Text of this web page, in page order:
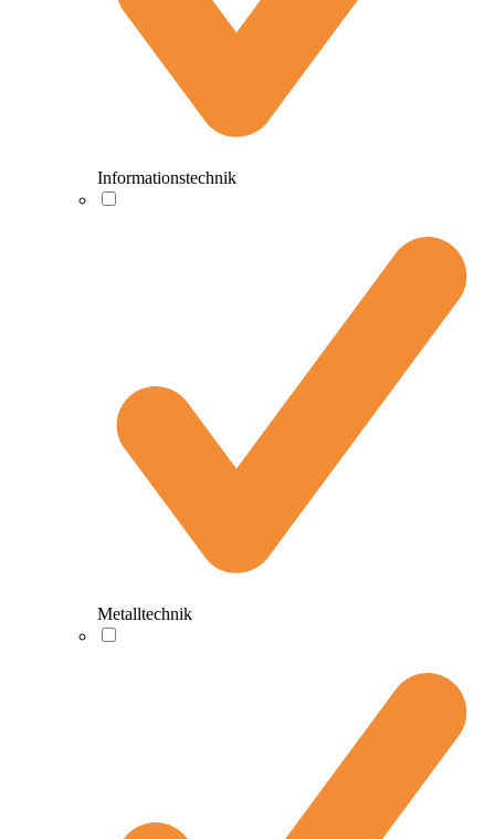
Informationstechnik
Metalltechnik